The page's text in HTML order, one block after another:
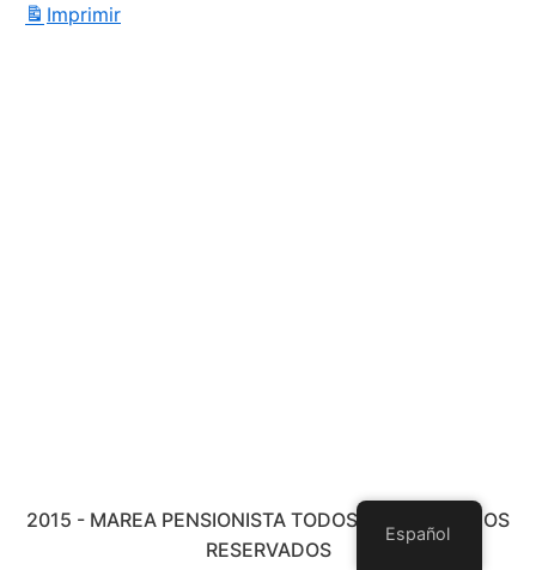
Imprimir
2015 - MAREA PENSIONISTA TODOS LOS DERECHOS
RESERVADOS
Español